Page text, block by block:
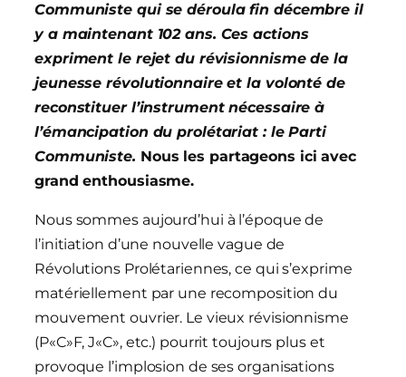
Communiste qui se déroula fin décembre il
y a maintenant 102 ans. Ces actions
expriment le rejet du révisionnisme de la
jeunesse révolutionnaire et la volonté de
reconstituer l’instrument nécessaire à
l’émancipation du prolétariat : le Parti
Communiste. Nous les partageons ici avec
grand enthousiasme.
Nous sommes aujourd’hui à l’époque de
l’initiation d’une nouvelle vague de
Révolutions Prolétariennes, ce qui s’exprime
matériellement par une recomposition du
mouvement ouvrier. Le vieux révisionnisme
(P«C»F, J«C», etc.) pourrit toujours plus et
provoque l’implosion de ses organisations